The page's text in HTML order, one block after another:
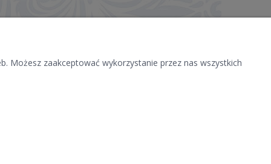
Możesz zaakceptować wykorzystanie przez nas wszystkich